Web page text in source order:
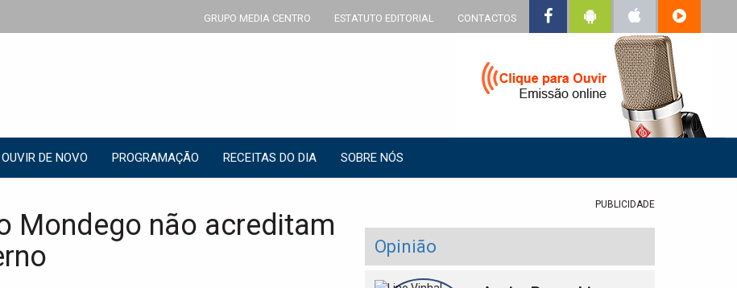
GRUPO MEDIA CENTRO ESTATUTO EDITORIAL CONTACTOS
OUVIR DE NOVO PROGRAMAÇÃO RECEITAS DO DIA SOBRE NÓS
Mondego não acreditam
PUBLICIDADE
Opinião